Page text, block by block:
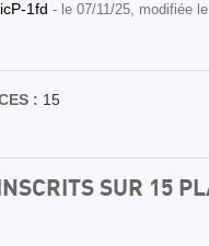
1fd - le 07/11/25, modifiée
: 15
SUR 15